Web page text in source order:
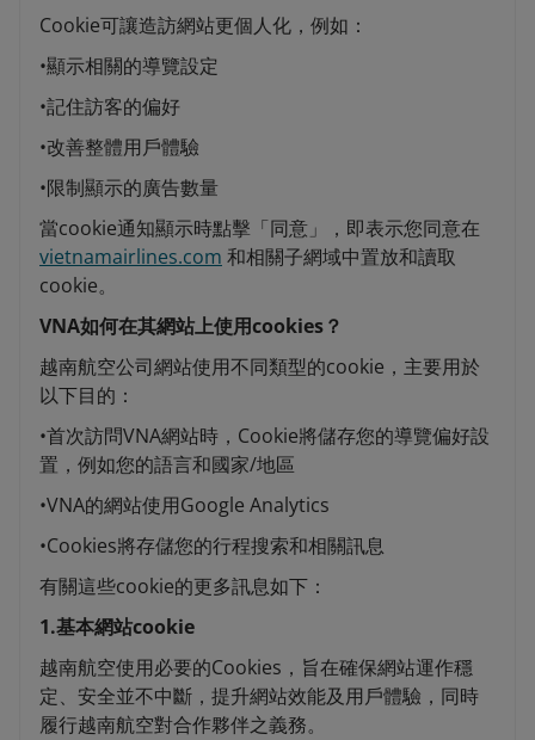
Cookie可讓造訪網站更個人化，例如：
•顯示相關的導覽設定
•記住訪客的偏好
•改善整體用戶體驗
•限制顯示的廣告數量
當cookie通知顯示時點擊「同意」，即表示您同意在
vietnamairlines.com 和相關子網域中置放和讀取
cookie。
VNA如何在其網站上使用cookies？
越南航空公司網站使用不同類型的cookie，主要用於
以下目的：
•首次訪問VNA網站時，Cookie將儲存您的導覽偏好設
置，例如您的語言和國家/地區
•VNA的網站使用Google Analytics
•Cookies將存儲您的行程搜索和相關訊息
有關這些cookie的更多訊息如下：
1.基本網站cookie
越南航空使用必要的Cookies，旨在確保網站運作穩
定、安全並不中斷，提升網站效能及用戶體驗，同時
履行越南航空對合作夥伴之義務。